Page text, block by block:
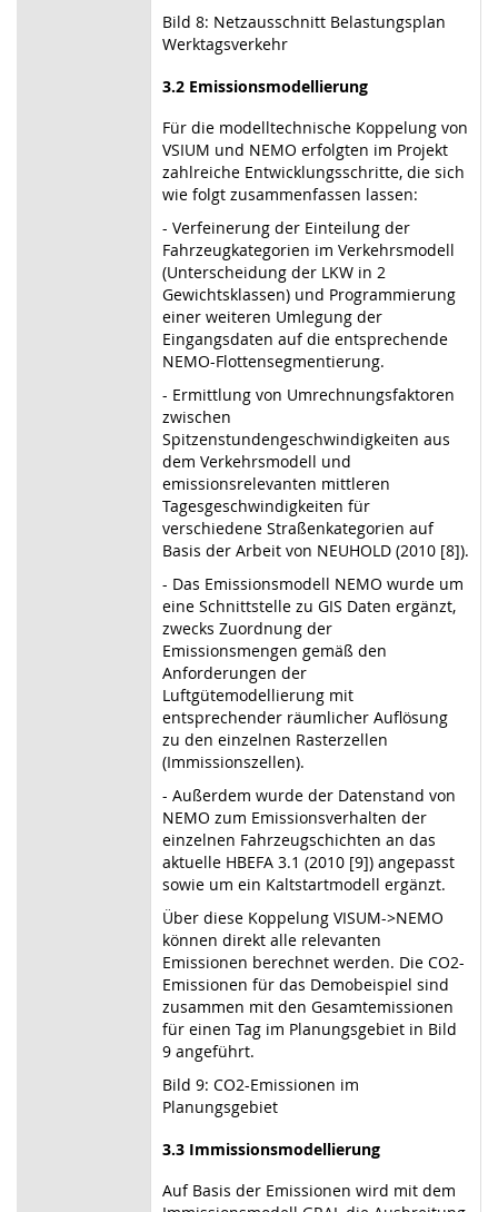
Bild 8: Netzausschnitt Belastungsplan
Werktagsverkehr
3.2 Emissionsmodellierung
Für die modelltechnische Koppelung von
VSIUM und NEMO erfolgten im Projekt
zahlreiche Entwicklungsschritte, die sich
wie folgt zusammenfassen lassen:
- Verfeinerung der Einteilung der
Fahrzeugkategorien im Verkehrsmodell
(Unterscheidung der LKW in 2
Gewichtsklassen) und Programmierung
einer weiteren Umlegung der
Eingangsdaten auf die entsprechende
NEMO-Flottensegmentierung.
- Ermittlung von Umrechnungsfaktoren
zwischen
Spitzenstundengeschwindigkeiten aus
dem Verkehrsmodell und
emissionsrelevanten mittleren
Tagesgeschwindigkeiten für
verschiedene Straßenkategorien auf
Basis der Arbeit von NEUHOLD (2010 [8]).
- Das Emissionsmodell NEMO wurde um
eine Schnittstelle zu GIS Daten ergänzt,
zwecks Zuordnung der
Emissionsmengen gemäß den
Anforderungen der
Luftgütemodellierung mit
entsprechender räumlicher Auflösung
zu den einzelnen Rasterzellen
(Immissionszellen).
- Außerdem wurde der Datenstand von
NEMO zum Emissionsverhalten der
einzelnen Fahrzeugschichten an das
aktuelle HBEFA 3.1 (2010 [9]) angepasst
sowie um ein Kaltstartmodell ergänzt.
Über diese Koppelung VISUM->NEMO
können direkt alle relevanten
Emissionen berechnet werden. Die CO2-
Emissionen für das Demobeispiel sind
zusammen mit den Gesamtemissionen
für einen Tag im Planungsgebiet in Bild
9 angeführt.
Bild 9: CO2-Emissionen im
Planungsgebiet
3.3 Immissionsmodellierung
Auf Basis der Emissionen wird mit dem